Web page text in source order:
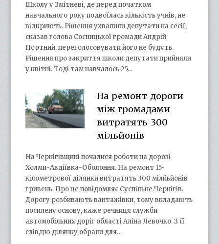
Школу у Змітневі, де перед початком
навчального року подвоїлась кількість учнів, не
відкриють. Рішення ухвалили депутати на сесії,
сказав голова Сосницької громади Андрій
Портний, переголосовувати його не будуть.
Рішення про закриття школи депутати прийняли
у квітні. Тоді там навчалось 25…
На ремонт дороги
між громадами
витратять 300
мільйонів
На Чернігівщині почалися роботи на дорозі
Холми-Авдіївка-Оболоння. На ремонт 15-
кілометрової ділянки витратять 300 мілйьйонів
гривень. Про це повідомляє Суспільне.Чернігів.
Дорогу розбивають вантажівки, тому вкладають
посилену основу, каже речниця служби
автомобільних доріг області Аліна Левочко. З її
слів,цю ділянку обрали для…